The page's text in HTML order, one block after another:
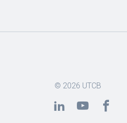
© 2026 UTCB